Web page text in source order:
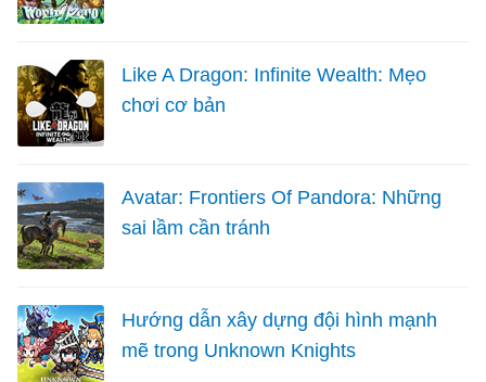
Like A Dragon: Infinite Wealth: Mẹo
chơi cơ bản
Avatar: Frontiers Of Pandora: Những
sai lầm cần tránh
Hướng dẫn xây dựng đội hình mạnh
mẽ trong Unknown Knights